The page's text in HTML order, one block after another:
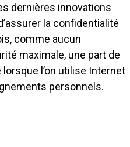
dernières innovations
la confidentialité
comme aucun
maximale, une part de
l’on utilise Internet
personnels.